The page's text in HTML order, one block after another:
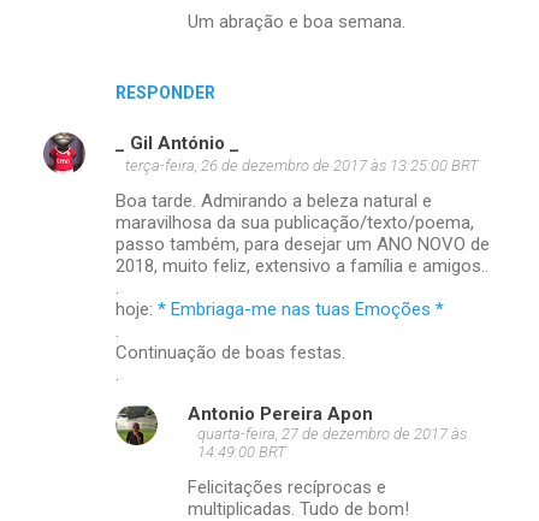
RESPONDER
Um abração e boa semana.
_ Gil António _
terça-feira, 26 de dezembro de 2017 às 13:25:00 BRT
Boa tarde. Admirando a beleza natural e
maravilhosa da sua publicação/texto/poema,
passo também, para desejar um ANO NOVO de
2018, muito feliz, extensivo a família e amigos..
hoje: * Embriaga-me nas tuas Emoções *
Continuação de boas festas.
Antonio Pereira Apon
quarta-feira, 27 de dezembro de 2017 às
14:49:00 BRT
Felicitações recíprocas e
multiplicadas. Tudo de bom!